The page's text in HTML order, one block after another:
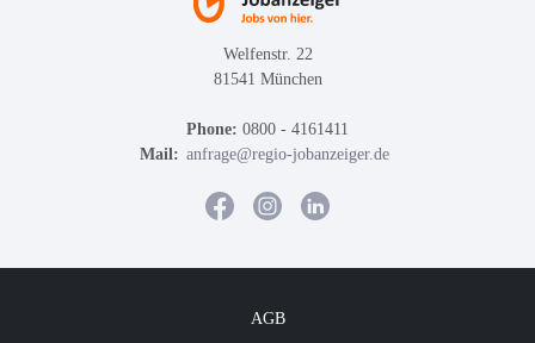
Welfenstr. 22
81541 München
Phone: 0800 - 4161411
Mail: anfrage@regio-jobanzeiger.de
AGB